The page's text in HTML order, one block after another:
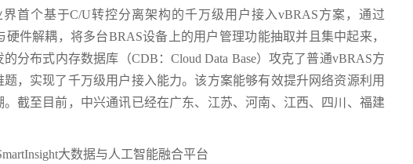
首个基于C/U转控分离架构的千万级用户接入vBRAS方案，通过
件解耦，将多台BRAS设备上的用户管理功能抽取并且集中起来，
分布式内存数据库（CDB：Cloud Data Base）攻克了普通vBRAS方
，实现了千万级用户接入能力。该方案能够有效提升网络资源利用
截至目前，中兴通讯已经在广东、江苏、河南、江西、四川、福建
大数据与人工智能融合平台